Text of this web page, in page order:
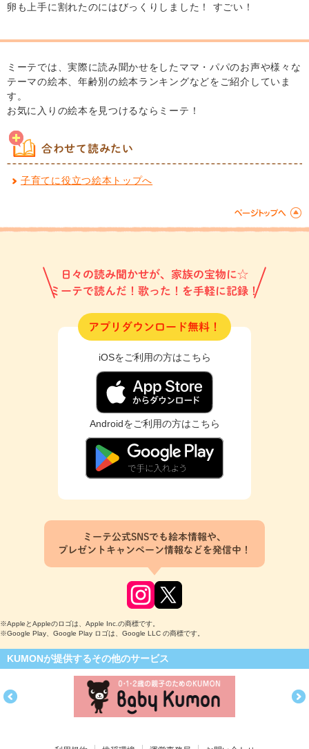
卵も上手に割れたのにはびっくりしました！ すごい！
ミーテでは、実際に読み聞かせをしたママ・パパのお声や様々な
テーマの絵本、年齢別の絵本ランキングなどをご紹介していま
す。
お気に入りの絵本を見つけるならミーテ！
合わせて読みたい
子育てに役立つ絵本トップへ
日々の読み聞かせが、家族の宝物に☆
ミーテで読んだ！歌った！を手軽に記録！
アプリダウンロード無料！
iOSをご利用の方はこちら
Androidをご利用の方はこちら
ミーテ公式SNSでも絵本情報や、
プレゼントキャンペーン情報などを発信中！
※AppleとAppleのロゴは、Apple Inc.の商標です。
※Google Play、Google Play ロゴは、Google LLC の商標です。
KUMONが提供するその他のサービス